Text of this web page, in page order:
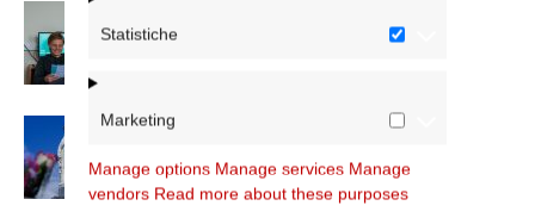
Statistiche
Marketing
Manage options Manage services Manage
vendors Read more about these purposes
dell’Istituto Paritario Sant’Apollinare
Dal 28 al 31 agosto il pellegrinaggio